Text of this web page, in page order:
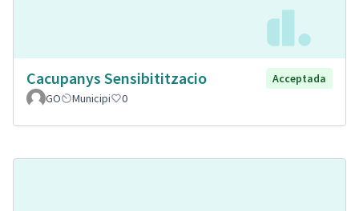
Cacupanys Sensibititzacio
Acceptada
GO
Municipi 0